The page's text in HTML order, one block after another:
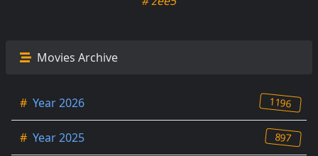
Movies Archive
# Year 2026 1196
# Year 2025 897